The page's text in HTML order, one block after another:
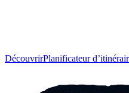
DécouvrirPlanificateur